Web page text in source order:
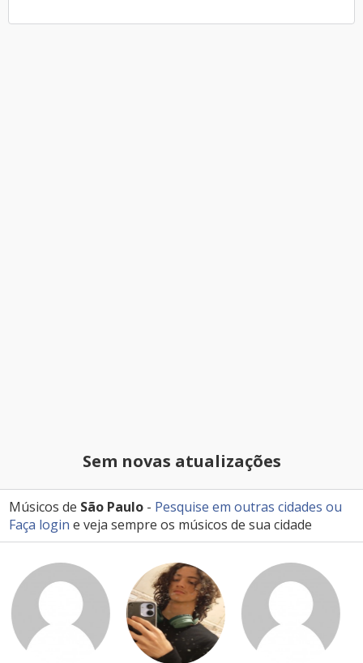
Sem novas atualizações
Músicos de São Paulo - Pesquise em outras cidades ou
Faça login e veja sempre os músicos de sua cidade